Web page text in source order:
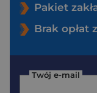
Pakiet
Brak opłat
Twój e-mail